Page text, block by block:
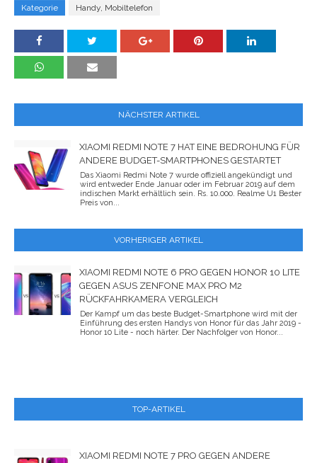
Kategorie Handy, Mobiltelefon
NÄCHSTER ARTIKEL
XIAOMI REDMI NOTE 7 HAT EINE BEDROHUNG FÜR
ANDERE BUDGET-SMARTPHONES GESTARTET
Das Xiaomi Redmi Note 7 wurde offiziell angekündigt und
wird entweder Ende Januar oder im Februar 2019 auf dem
indischen Markt erhältlich sein. Rs. 10.000. Realme U1 Bester
Preis von...
VORHERIGER ARTIKEL
XIAOMI REDMI NOTE 6 PRO GEGEN HONOR 10 LITE
GEGEN ASUS ZENFONE MAX PRO M2
RÜCKFAHRKAMERA VERGLEICH
Der Kampf um das beste Budget-Smartphone wird mit der
Einführung des ersten Handys von Honor für das Jahr 2019 -
Honor 10 Lite - noch härter. Der Nachfolger von Honor...
TOP-ARTIKEL
XIAOMI REDMI NOTE 7 PRO GEGEN ANDERE